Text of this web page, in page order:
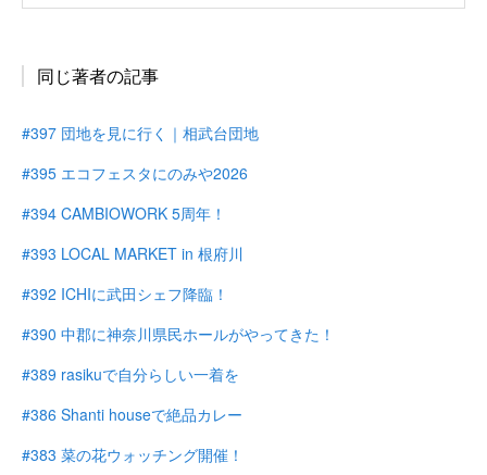
同じ著者の記事
#397 団地を見に行く｜相武台団地
#395 エコフェスタにのみや2026
#394 CAMBIOWORK 5周年！
#393 LOCAL MARKET in 根府川
#392 ICHIに武田シェフ降臨！
#390 中郡に神奈川県民ホールがやってきた！
#389 rasikuで自分らしい一着を
#386 Shanti houseで絶品カレー
#383 菜の花ウォッチング開催！